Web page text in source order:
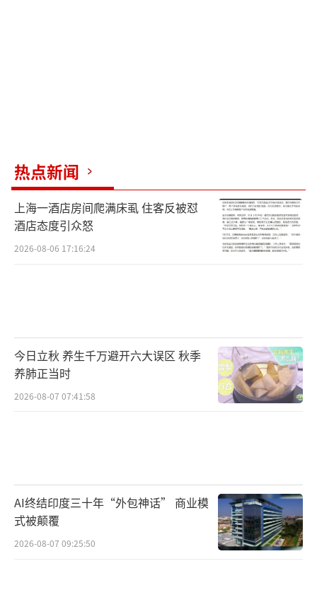
热点新闻
上海一酒店房间爬满床虱 住客反被怼
酒店态度引众怒
2026-08-06 17:16:24
今日立秋 养生千万避开六大误区 秋季
养肺正当时
2026-08-07 07:41:58
AI终结印度三十年“外包神话” 商业模
式被颠覆
2026-08-07 09:25:50